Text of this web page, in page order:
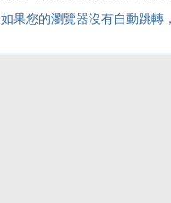
如果您的瀏覽器沒有自動跳轉